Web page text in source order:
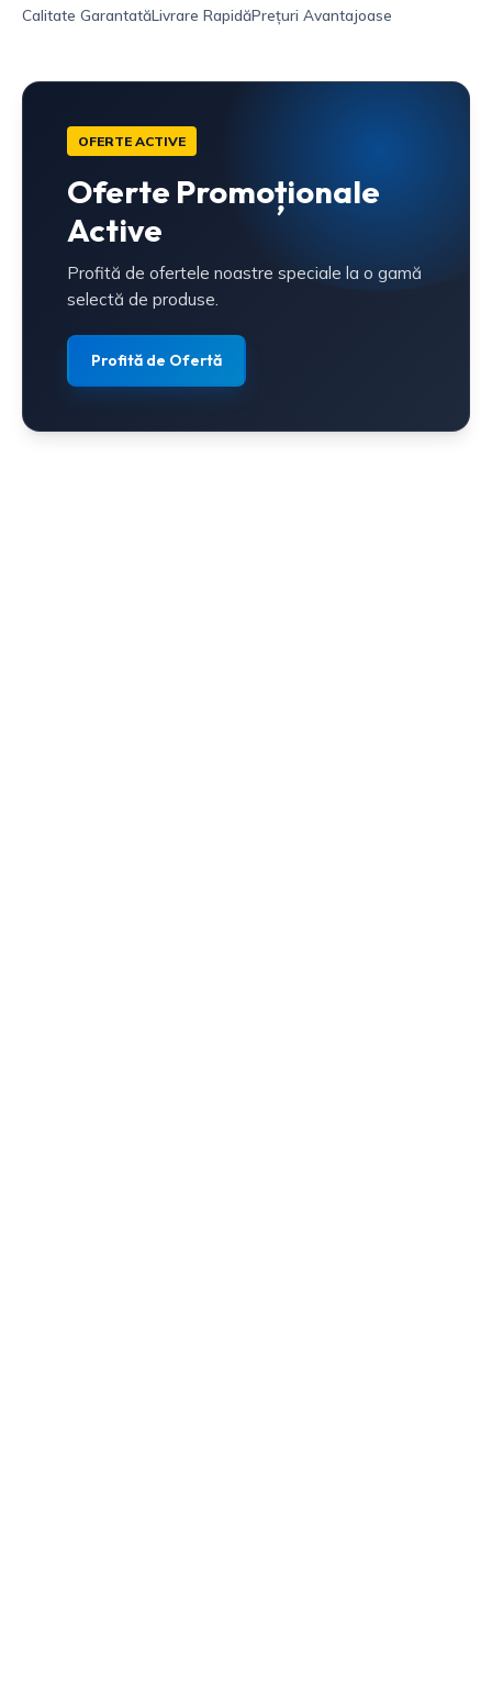
Calitate GarantatăLivrare RapidăPrețuri Avantajoase
OFERTE ACTIVE
Oferte Promoționale
Active
Profită de ofertele noastre speciale la o gamă
selectă de produse.
Profită de Ofertă